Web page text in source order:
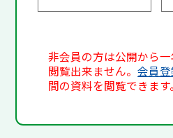
非会員の方は公開から
閲覧出来ません。会員
間の資料を閲覧できます。